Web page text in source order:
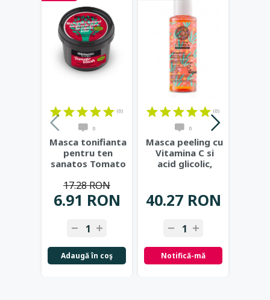
(0)
0
Masca tonifianta
pentru ten
sanatos Tomato
Kitchen...
6.91 RON
17.28 RON
Adaugă în coş
(0)
0
Masca peeling cu
Vitamina C si
acid glicolic,
40.27 RON
Notifică-mă